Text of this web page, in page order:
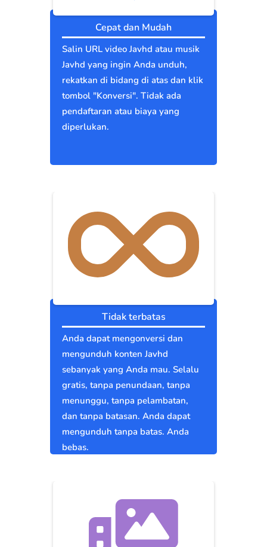
Cepat dan Mudah
Salin URL video Javhd atau musik
Javhd yang ingin Anda unduh,
rekatkan di bidang di atas dan klik
tombol "Konversi". Tidak ada
pendaftaran atau biaya yang
diperlukan.
Tidak terbatas
Anda dapat mengonversi dan
mengunduh konten Javhd
sebanyak yang Anda mau. Selalu
gratis, tanpa penundaan, tanpa
menunggu, tanpa pelambatan,
dan tanpa batasan. Anda dapat
mengunduh tanpa batas. Anda
bebas.